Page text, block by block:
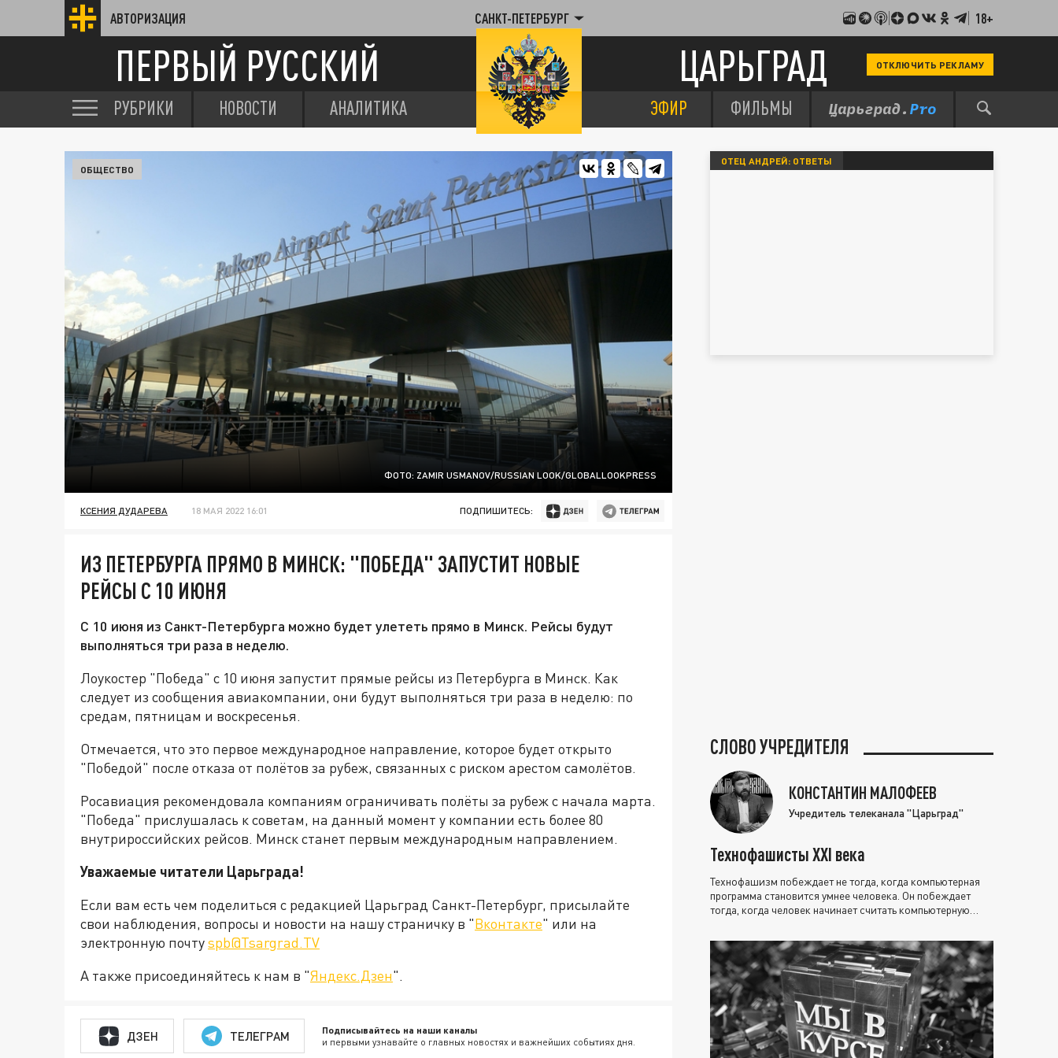
АВТОРИЗАЦИЯ САНКТ-ПЕТЕРБУРГ 18+
ПЕРВЫЙ РУССКИЙ ЦАРЬГРАД ОТКЛЮЧИТЬ РЕКЛАМУ
РУБРИКИ НОВОСТИ АНАЛИТИКА ЭФИР ФИЛЬМЫ
ФОТО: ZAMIR USMANOV/RUSSIAN LOOK/GLOBALLOOKPRESS
ОБЩЕСТВО
КСЕНИЯ ДУДАРЕВА 18 МАЯ 2022 16:01 ПОДПИШИТЕСЬ:
ИЗ ПЕТЕРБУРГА ПРЯМО В МИНСК: "ПОБЕДА" ЗАПУСТИТ НОВЫЕ
РЕЙСЫ С 10 ИЮНЯ
С 10 июня из Санкт-Петербурга можно будет улететь прямо в Минск. Рейсы будут
выполняться три раза в неделю.
Лоукостер "Победа" с 10 июня запустит прямые рейсы из Петербурга в Минск. Как
следует из сообщения авиакомпании, они будут выполняться три раза в неделю: по
средам, пятницам и воскресенья.
Отмечается, что это первое международное направление, которое будет открыто
"Победой" после отказа от полётов за рубеж, связанных с риском арестом самолётов.
Росавиация рекомендовала компаниям ограничивать полёты за рубеж с начала марта.
"Победа" прислушалась к советам, на данный момент у компании есть более 80
внутрироссийских рейсов. Минск станет первым международным направлением.
Уважаемые читатели Царьграда!
Если вам есть чем поделиться с редакцией Царьград Санкт-Петербург, присылайте
свои наблюдения, вопросы и новости на нашу страничку в "Вконтакте" или на
электронную почтуspb@Tsargrad.TV
А также присоединяйтесь к нам в "Яндекс.Дзен".
ДЗЕН ТЕЛЕГРАМ Подписывайтесь на наши каналы
и первыми узнавайте о главных новостях и важнейших событиях дня.
ОТЕЦ АНДРЕЙ: ОТВЕТЫ
СЛОВО УЧРЕДИТЕЛЯ
КОНСТАНТИН МАЛОФЕЕВ
Учредитель телеканала "Царьград"
Технофашисты XXI века
Технофашизм побеждает не тогда, когда компьютерная
программа становится умнее человека. Он побеждает
тогда, когда человек начинает считать компьютерную